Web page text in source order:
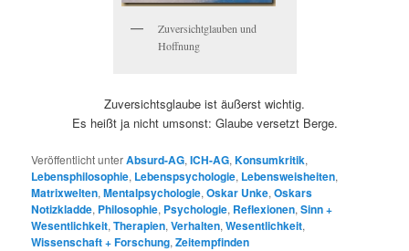
Zuversichtglauben und
Hoffnung
Zuversichtsglaube ist äußerst wichtig.
Es heißt ja nicht umsonst: Glaube versetzt Berge.
Veröffentlicht unterAbsurd-AG,ICH-AG,Konsumkritik,
Lebensphilosophie, Lebenspsychologie, Lebensweisheiten,
Matrixwelten,Mentalpsychologie,Oskar Unke,Oskars
Notizkladde, Philosophie, Psychologie, Reflexionen,Sinn +
Wesentlichkeit,Therapien,Verhalten,Wesentlichkeit,
Wissenschaft + Forschung,Zeitempfinden